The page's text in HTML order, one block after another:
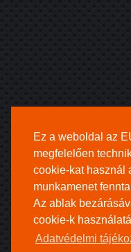
Ez a weboldal az
megfelelően
cookie-kat használ
munkamenet
Az ablak
cookie-k
Adatvédelmi